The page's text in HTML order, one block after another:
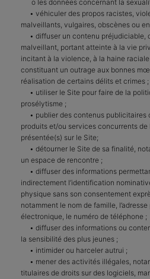
o les données concernant la
• véhiculer des propos racistes,
malveillants, vulgaires, obscènes ou
• diffuser un contenu préjudiciable,
malveillant, portant atteinte à la vie
incitant à la violence, à la haine
constituant un outrage aux bonnes
réalisation de certains délits et crimes ;
• utiliser le Site pour faire de la
prosélytisme ;
• publier des contenus publicitaires
produits et/ou services concurrents de
présentée(s) sur le Site;
• détourner le Site de sa finalité,
un espace de rencontre ;
• diffuser des informations
indirectement l’identification
physique sans son consentement
notamment le nom de famille,
électronique, le numéro de téléphone ;
• diffuser des informations ou
la sensibilité des plus jeunes ;
• intimider ou harceler autrui ;
• mener des activités illégales,
titulaires de droits sur des logiciels,